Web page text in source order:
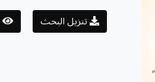
تنزيل البحث